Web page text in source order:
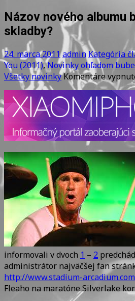
Názov nového albumu
skladby?
24. marca 2011adminKategória
You (2011),Novinky ohľadom
Všetky novinkyKomentáre
informovali v dvoch 1 – 2
administrátor najväčšej fan
http://www.stadium-arcadium.com
Fleaho na maratóne Silverlake